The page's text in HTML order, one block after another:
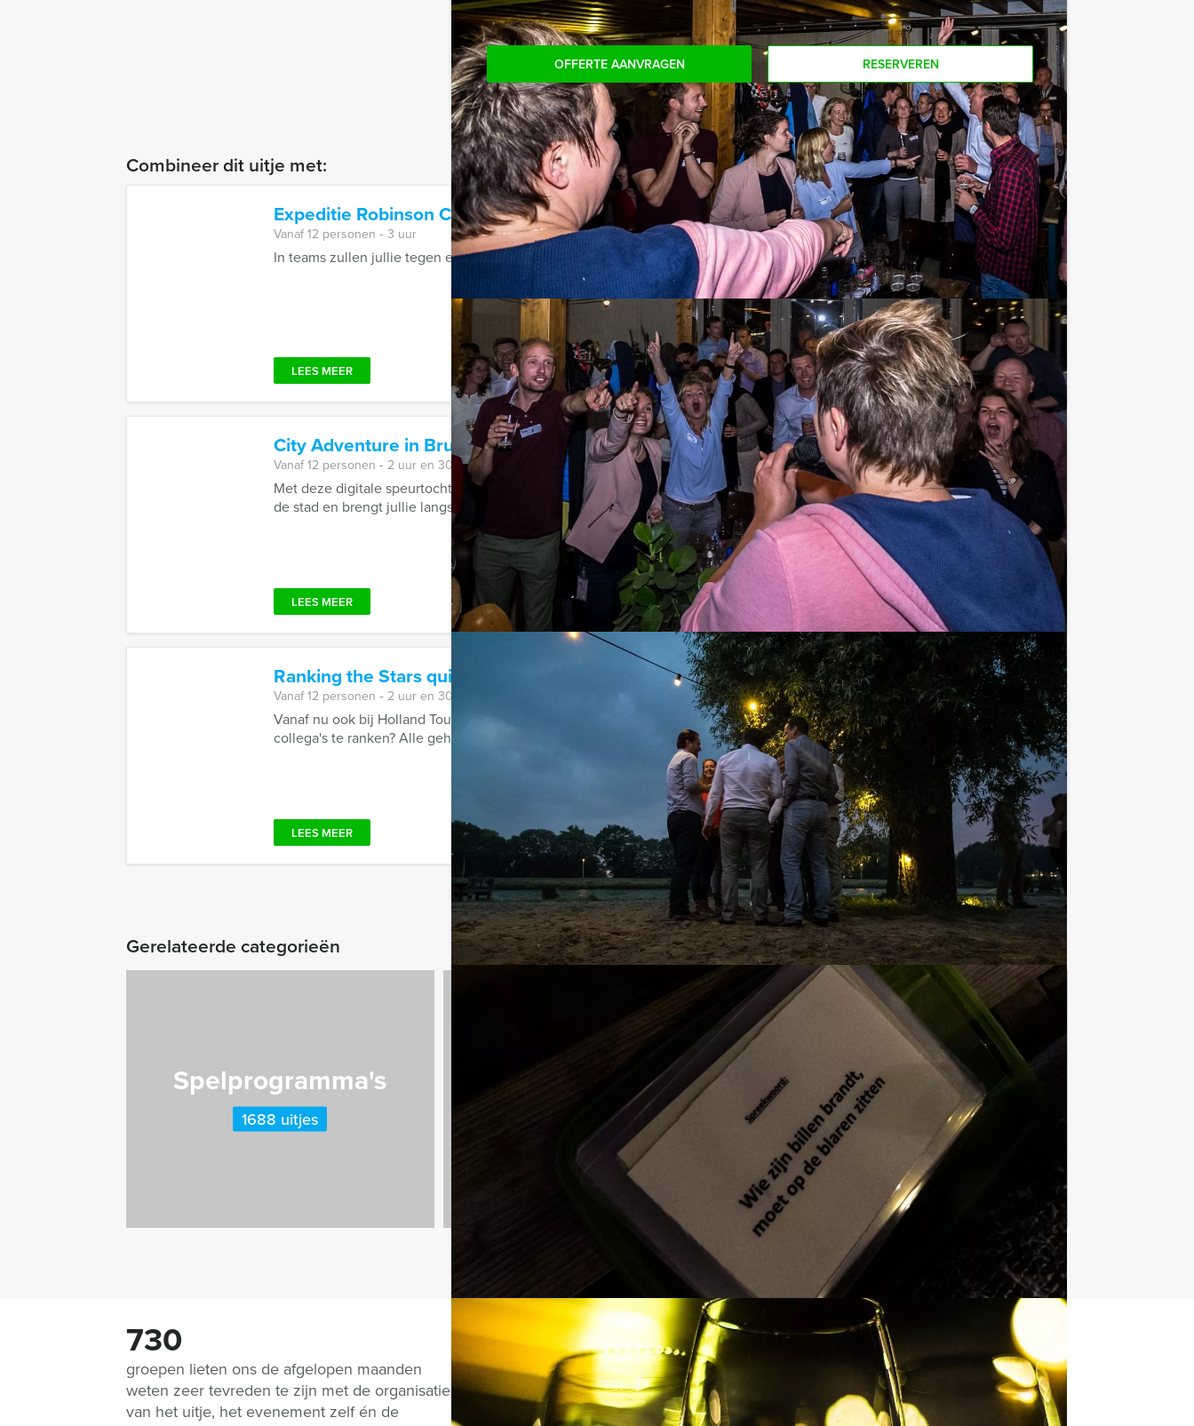
OFFERTE AANVRAGEN RESERVEREN
Combineer dit uitje met:
Expeditie Robinson City Game in Antwerpen
Vanaf € 24,50p.p. excl. BTW
Vanaf 12 personen ‐ 3 uur
In teams zullen jullie tegen elkaar strijden tijdens Expeditie Robinson City Game in Antwerpen!
LEES MEER Favoriet
City Adventure in Brugge Vanaf€ 27,50p.p. excl. BTW
Vanaf 12 personen ‐ 2 uur en 30 minuten
Met deze digitale speurtocht gaan jullie op ontdekkingsreis. Elk team gaat met een tablet op pad. De tablet leidt jullie door
de stad en brengt jullie langs de ...
LEES MEER Favoriet
Ranking the Stars quiz Haarlem Vanaf€ 27,50 p.p. excl. BTW
Vanaf 12 personen ‐ 2 uur en 30 minuten
Vanaf nu ook bij Holland Tour Guides te boeken; de hilarische Ranking the Stars quiz! Bent u klaar om uw vrienden of
collega's te ranken? Alle geheimen zullen bloot komen ...
LEES MEER Favoriet
Gerelateerde categorieën
Spelprogramma's
1688 uitjes
Teambuilding
2167 uitjes
Dagarrangementen
970 uitjes
730
groepen lieten ons de afgelopen maanden
weten zeer tevreden te zijn met de organisatie
van het uitje, het evenement zelf én de
Vragen over dit uitje?
CHAT MET JEROEN BEL 088 428 81 17